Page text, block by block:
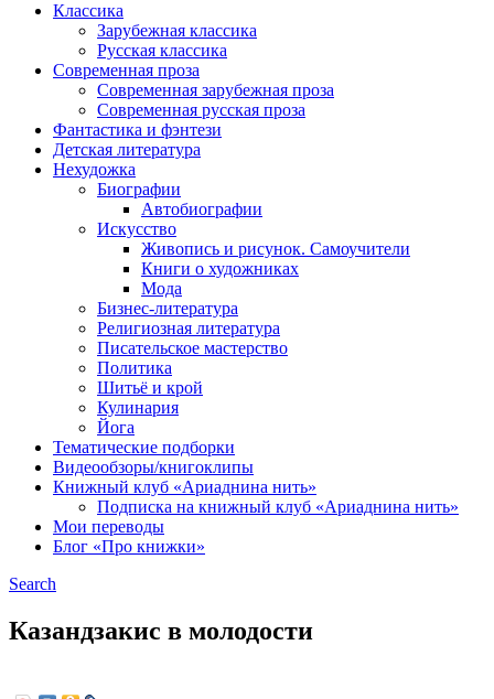
Классика
Зарубежная классика
Русская классика
Современная проза
Современная зарубежная проза
Современная русская проза
Фантастика и фэнтези
Детская литература
Нехудожка
Биографии
Автобиографии
Искусство
Живопись и рисунок. Самоучители
Книги о художниках
Мода
Бизнес-литература
Религиозная литература
Писательское мастерство
Политика
Шитьё и крой
Кулинария
Йога
Тематические подборки
Видеообзоры/книгоклипы
Книжный клуб «Ариаднина нить»
Подписка на книжный клуб «Ариаднина нить»
Мои переводы
Блог «Про книжки»
Search
Казандзакис в молодости